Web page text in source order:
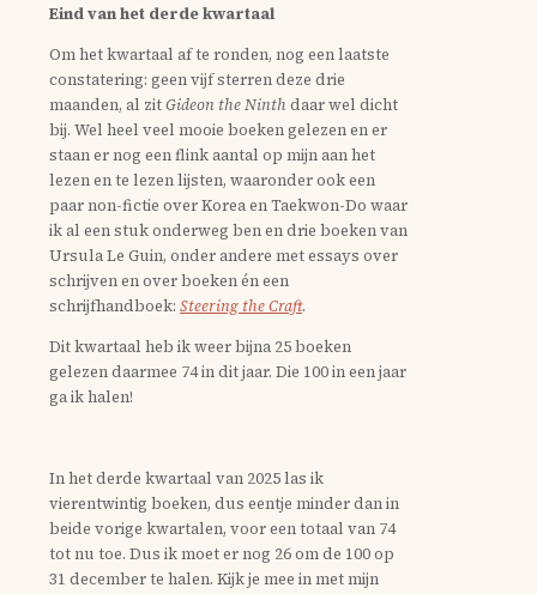
Eind van het derde kwartaal
Om het kwartaal af te ronden, nog een laatste
constatering: geen vijf sterren deze drie
maanden, al zitGideon the Ninthdaar wel dicht
bij. Wel heel veel mooie boeken gelezen en er
staan er nog een flink aantal op mijn aan het
lezen en te lezen lijsten, waaronder ook een
paar non-fictie over Korea en Taekwon-Do waar
ik al een stuk onderweg ben en drie boeken van
Ursula Le Guin, onder andere met essays over
schrijven en over boeken én een
schrijfhandboek: Steering the Craft.
Dit kwartaal heb ik weer bijna 25 boeken
gelezen daarmee 74 in dit jaar. Die 100 in een jaar
ga ik halen!
In het derde kwartaal van 2025 las ik
vierentwintig boeken, dus eentje minder dan in
beide vorige kwartalen, voor een totaal van 74
tot nu toe. Dus ik moet er nog 26 om de 100 op
31 december te halen. Kijk je mee in met mijn